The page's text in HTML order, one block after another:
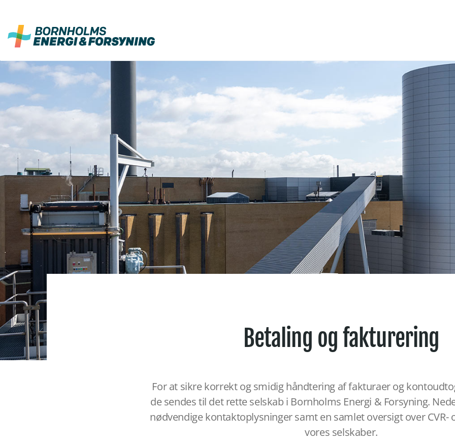
indhold
Betaling og fakturering
For at sikre korrekt og smidig håndtering af fakturaer og
de sendes til det rette selskab i Bornholms Energi & Forsyning.
nødvendige kontaktoplysninger samt en samlet oversigt over CVR-
vores selskaber.